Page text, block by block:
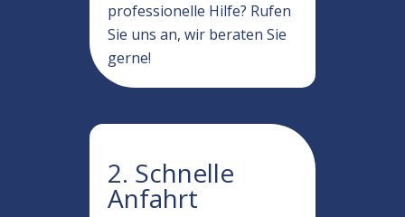
professionelle Hilfe? Rufen
Sie uns an, wir beraten Sie
gerne!
2. Schnelle
Anfahrt